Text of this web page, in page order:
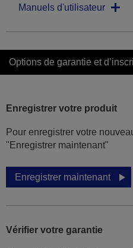
Manuels d'utilisateur
Options de garantie et
Enregistrer votre produit
Pour enregistrer votre
"Enregistrer maintenant"
Enregistrer maintenant
Vérifier votre garantie